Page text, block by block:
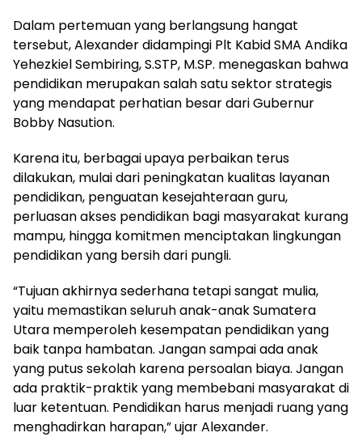
Dalam pertemuan yang berlangsung hangat
tersebut, Alexander didampingi Plt Kabid SMA Andika
Yehezkiel Sembiring, S.STP, M.SP. menegaskan bahwa
pendidikan merupakan salah satu sektor strategis
yang mendapat perhatian besar dari Gubernur
Bobby Nasution.
Karena itu, berbagai upaya perbaikan terus
dilakukan, mulai dari peningkatan kualitas layanan
pendidikan, penguatan kesejahteraan guru,
perluasan akses pendidikan bagi masyarakat kurang
mampu, hingga komitmen menciptakan lingkungan
pendidikan yang bersih dari pungli.
“Tujuan akhirnya sederhana tetapi sangat mulia,
yaitu memastikan seluruh anak-anak Sumatera
Utara memperoleh kesempatan pendidikan yang
baik tanpa hambatan. Jangan sampai ada anak
yang putus sekolah karena persoalan biaya. Jangan
ada praktik-praktik yang membebani masyarakat di
luar ketentuan. Pendidikan harus menjadi ruang yang
menghadirkan harapan,” ujar Alexander.